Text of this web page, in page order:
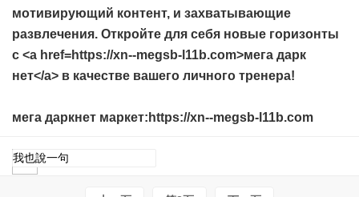
мотивирующий контент, и захватывающие
развлечения. Откройте для себя новые горизонты
с <a href=https://xn--megsb-l11b.com>мега дарк
нет</a> в качестве вашего личного тренера!
мега даркнет маркет:https://xn--megsb-l11b.com